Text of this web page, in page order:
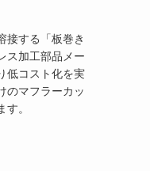
接する「板巻き
ス加工部品メー
低コスト化を実
のマフラーカッ
。